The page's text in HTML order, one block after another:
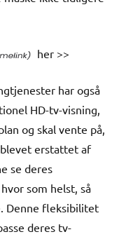
her >>
har også
HD-tv-visning,
og skal vente på,
erstattet af
se deres
som helst, så
Denne fleksibilitet
deres tv-